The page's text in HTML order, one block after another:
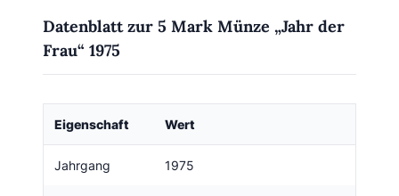
Datenblatt zur 5 Mark Münze „Jahr der
Frau“ 1975
Eigenschaft Wert
Jahrgang 1975